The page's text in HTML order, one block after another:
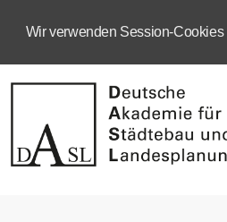
Wir verwenden Session-